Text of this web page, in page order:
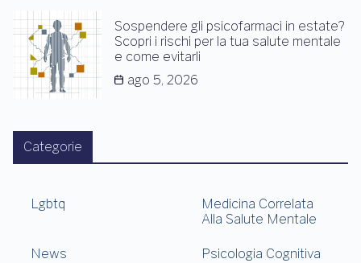
Sospendere gli psicofarmaci in estate?
Scopri i rischi per la tua salute mentale
e come evitarli
ago 5, 2026
Categorie
Lgbtq
Medicina Correlata
Alla Salute Mentale
News Psicologia Cognitiva